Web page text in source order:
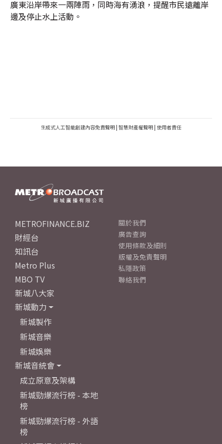
廣東沿岸帶來一兩陣雨，同時海有湧浪，提醒市民遠離岸
邊及停止水上活動。
生成式人工智能創建內容免責聲明 | 智慧財產權聲明 | 使用者責任
METROFINANCE.BIZ
財經台
知訊台
Metro Plus
MBO TV
新城八大家
新城動力
新城製作
新城音樂
新城娛樂
新城音統會
成立原意及架構
新城勁爆流行榜 - 本地
榜
新城勁爆流行榜 - 外語
榜
關於我們
廣告查詢
使用條款及細則
版權及免責聲明
私隱政策
聯絡我們